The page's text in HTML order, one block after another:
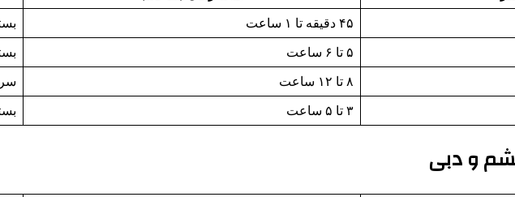
۴۵ دقیقه تا ۱ ساعت
۵ تا ۶ ساعت
۸ تا ۱۲ ساعت
۳ تا ۵ ساعت
و دبی